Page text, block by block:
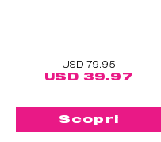
USD 79.95
USD 39.97
Scopri